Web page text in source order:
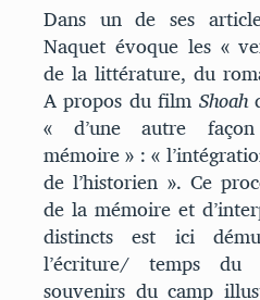
Dans un de ses
Naquet évoque les «
de la littérature, du
A propos du film Shoah
« d’une autre
mémoire » : «
de l’historien ». Ce
de la mémoire et
distincts est ici
l’écriture/ temps
souvenirs du camp